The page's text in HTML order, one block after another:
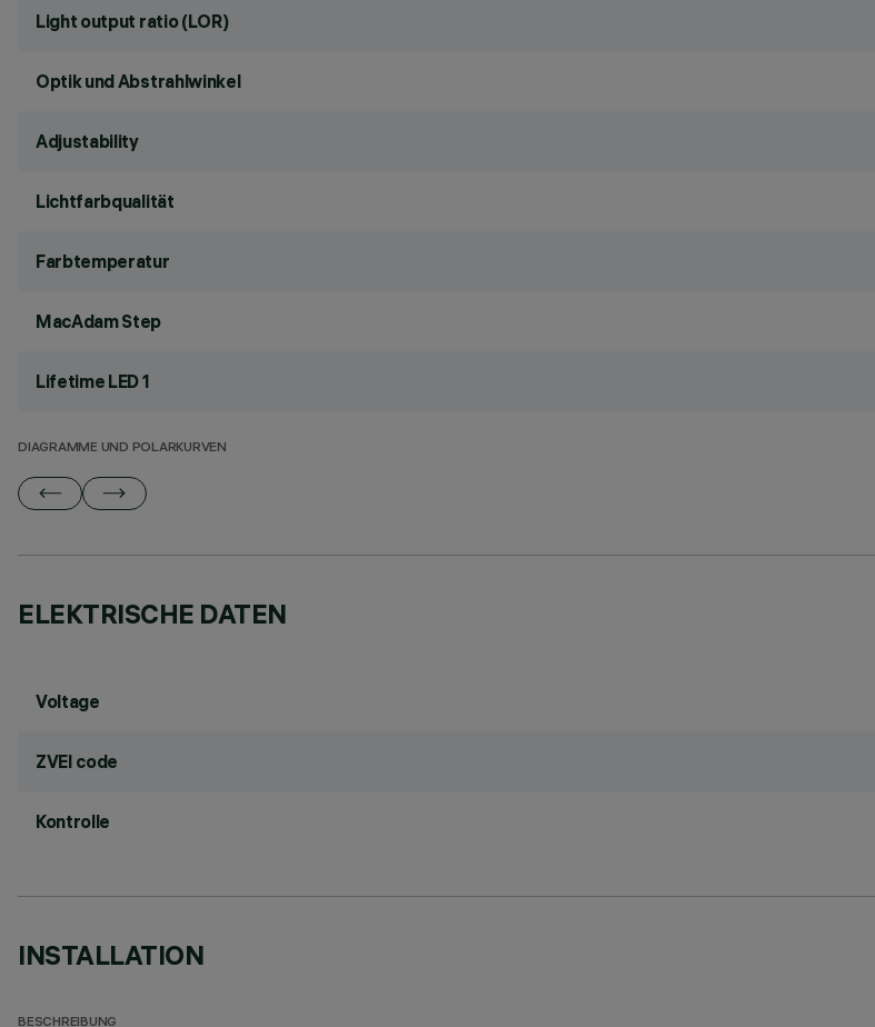
Light output ratio (LOR)
Optik und Abstrahlwinkel
Adjustability
Lichtfarbqualität
Farbtemperatur
MacAdam Step
Lifetime LED 1
DIAGRAMME UND POLARKURVEN
ELEKTRISCHE DATEN
Voltage
ZVEI code
Kontrolle
INSTALLATION
BESCHREIBUNG